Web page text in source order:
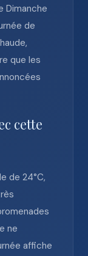
Dimanche
de
que les
cette
de 24°C,
ne
affiche